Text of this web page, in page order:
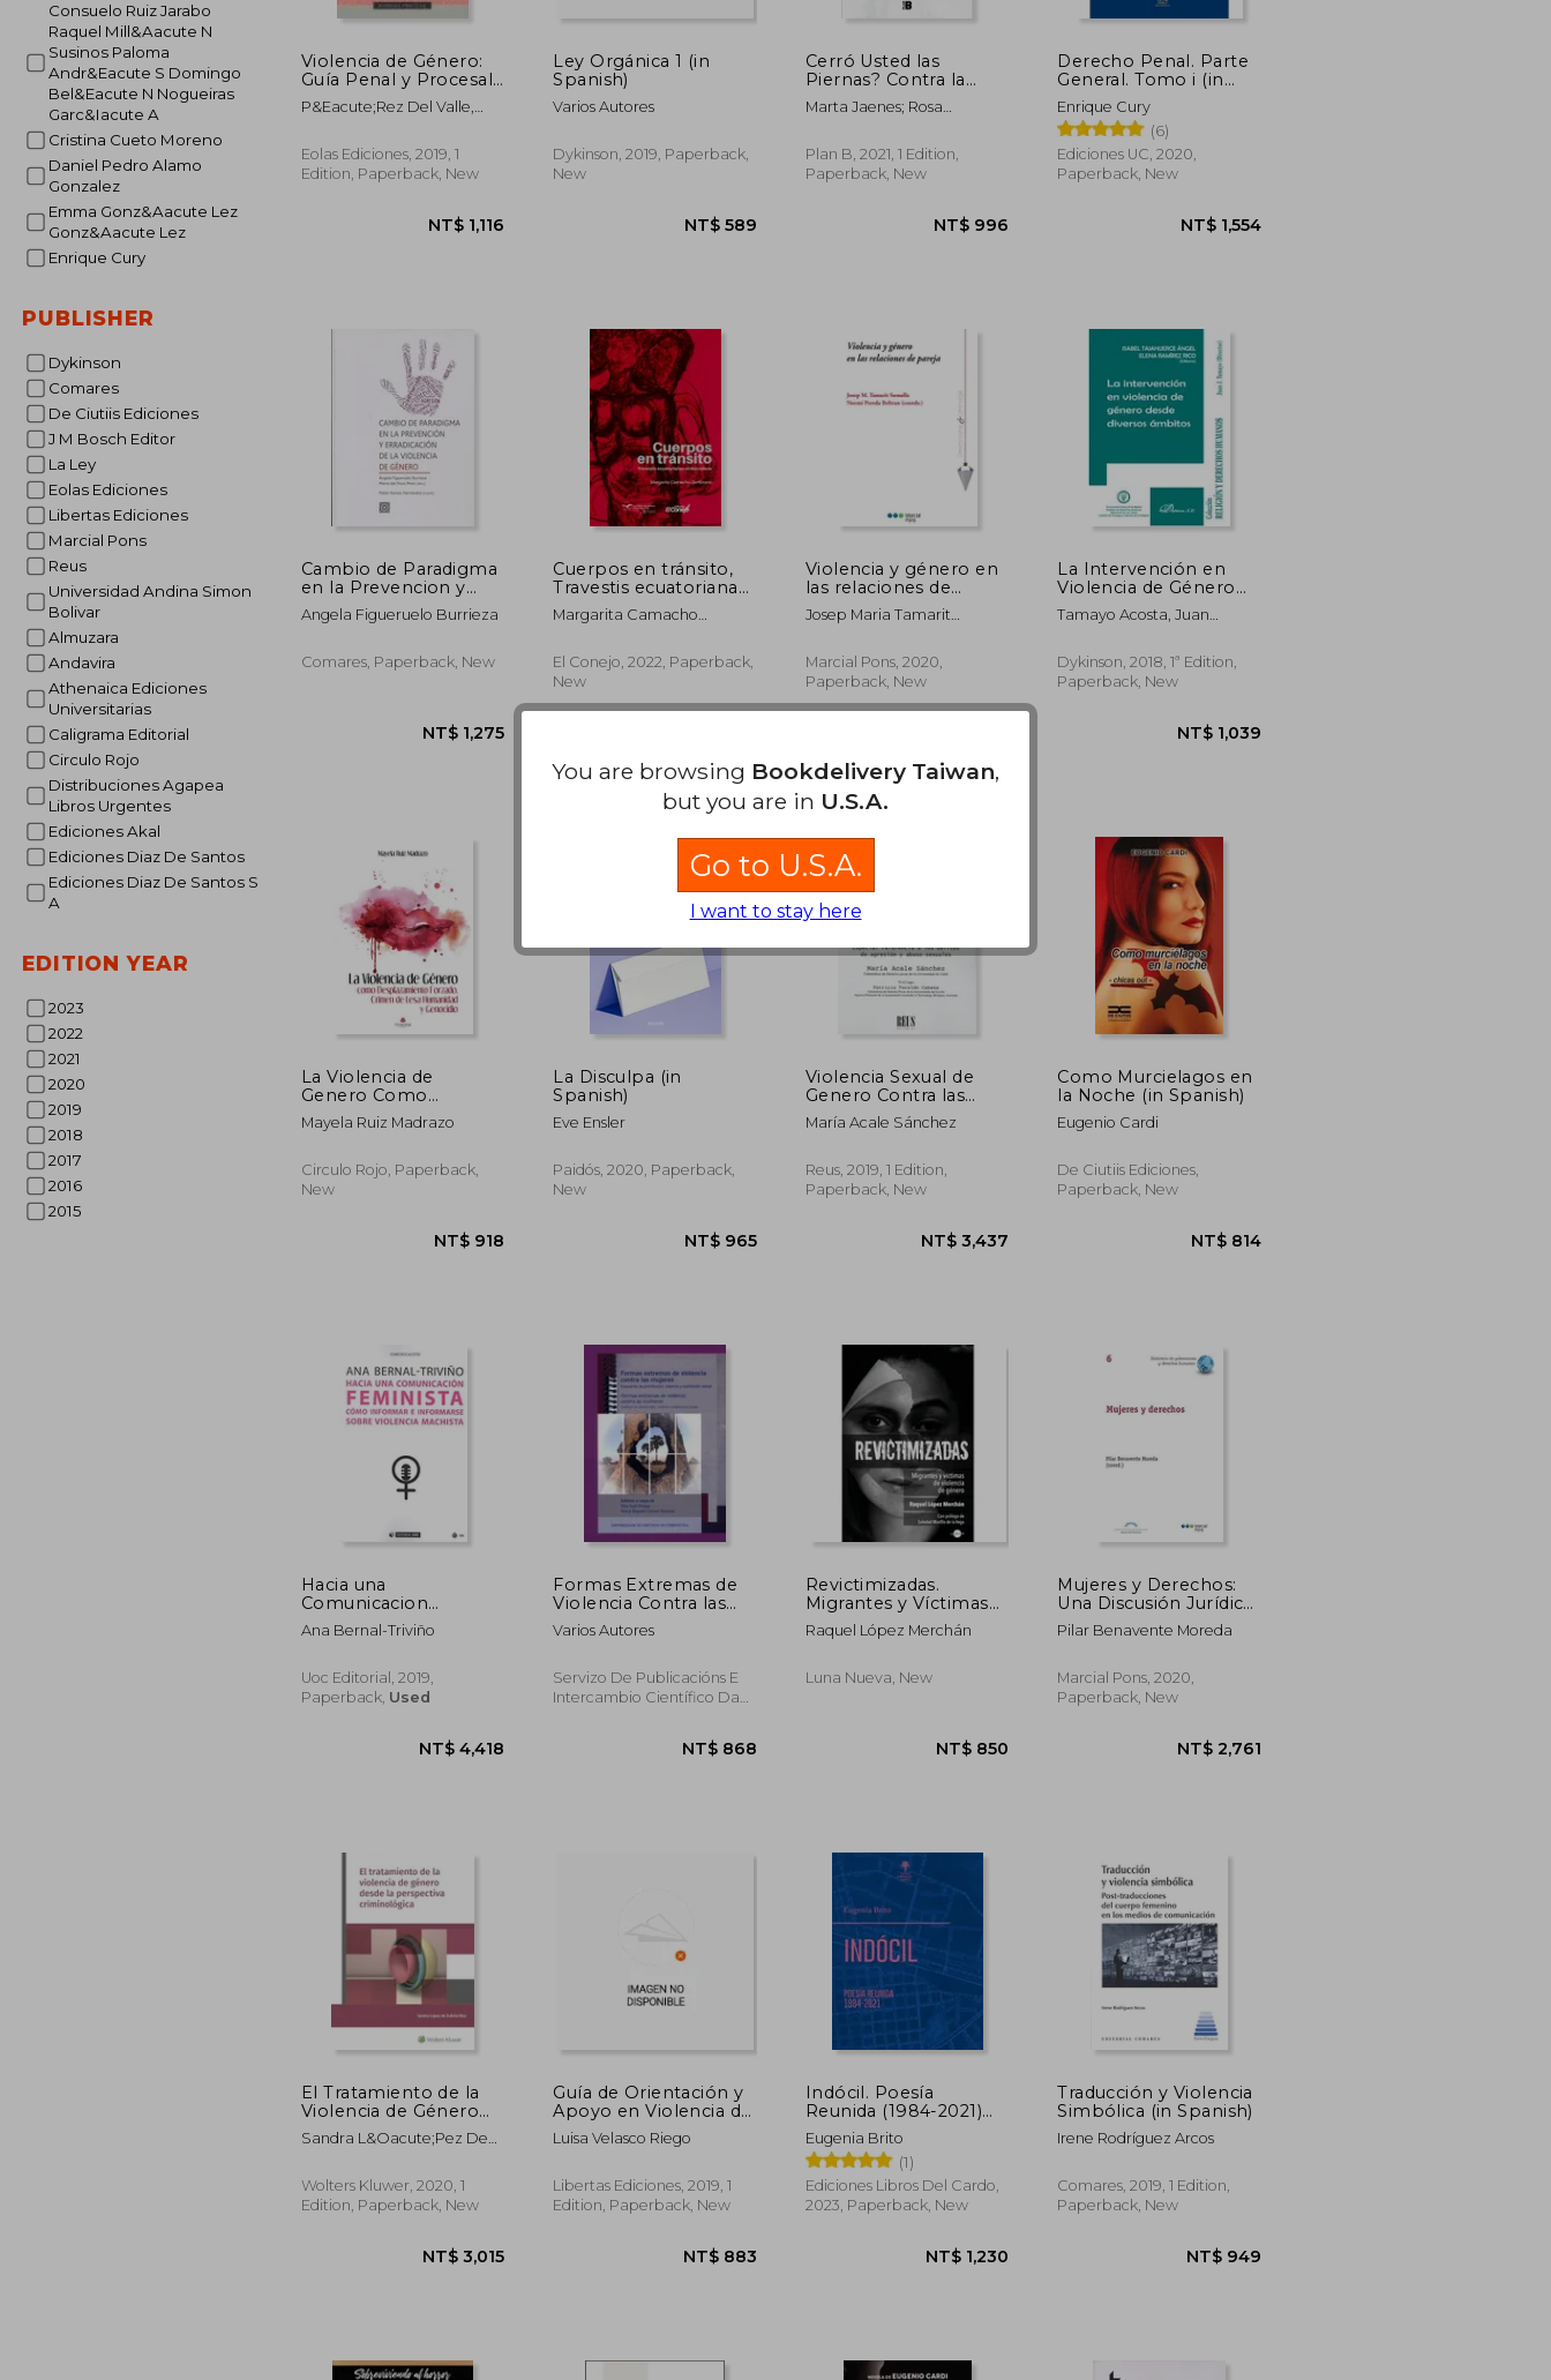
Consuelo Ruiz Jarabo
Raquel Mill&Aacute N
Susinos Paloma
Andr&Eacute S Domingo
Bel&Eacute N Nogueiras
Garc&Iacute A
Cristina Cueto Moreno
Daniel Pedro Alamo
Gonzalez
Emma Gonz&Aacute Lez
Gonz&Aacute Lez
Enrique Cury
PUBLISHER
Dykinson
Comares
De Ciutiis Ediciones
J M Bosch Editor
La Ley
Eolas Ediciones
Libertas Ediciones
Marcial Pons
Reus
Universidad Andina Simon
Bolivar
Almuzara
Andavira
Athenaica Ediciones
Universitarias
Caligrama Editorial
Circulo Rojo
Distribuciones Agapea
Libros Urgentes
Ediciones Akal
Ediciones Diaz De Santos
Ediciones Diaz De Santos S
A
EDITION YEAR
2023
2022
2021
2020
2019
2018
2017
2016
2015
Violencia de Género:
Guía Penal y Procesal
Para Abogados en el
Tribunal (in Spanish)
P&Eacute;Rez Del Valle,
Eolas Ediciones, 2019, 1
Edition, Paperback, New
Ley Orgánica 1 (in
Spanish)
Varios Autores
Dykinson, 2019, Paperback,
New
Cerró Usted las
Piernas? Contra la
Cultura de la Violación
(in Spanish)
Marta Jaenes; Rosa
Plan B, 2021, 1 Edition,
Paperback, New
Derecho Penal. Parte
General. Tomo i (in
Spanish)
Enrique Cury
(6)
Ediciones UC, 2020,
Paperback, New
Cambio de Paradigma
en la Prevencion y
Erradicacion de la v (in
Spanish)
Angela Figueruelo Burrieza
Comares, Paperback, New
Cuerpos en tránsito,
Travestis ecuatorianas
en Barcelona (in
Spanish)
Margarita Camacho
El Conejo, 2022, Paperback,
New
Violencia y género en
las relaciones de
pareja (in Spanish)
Josep Maria Tamarit
Beltrán
Marcial Pons, 2020,
Paperback, New
NT$ 1,487
La Intervención en
Violencia de Género
Desde Diversos
Ámbitos (in Spanish)
Tamayo Acosta, Juan
Isabel,Ramírez Rico, Elena
Dykinson, 2018, 1ª Edition,
Paperback, New
La Violencia de
Genero Como
Desplazamiento
Forzado, Crimen de
Genocidio (in Spanish)
Mayela Ruiz Madrazo
Circulo Rojo, Paperback,
New
NT$ 918
La Disculpa (in
Spanish)
Eve Ensler
Paidós, 2020, Paperback,
New
NT$ 965
Violencia Sexual de
Genero Contra las
Mujeres Adultas (in
Spanish)
María Acale Sánchez
Reus, 2019, 1 Edition,
Paperback, New
NT$ 3,437
Como Murcielagos en
la Noche (in Spanish)
Eugenio Cardi
De Ciutiis Ediciones,
Paperback, New
Hacia una
Comunicacion
Feminista Como
Informar e Informarse
Ana Bernal-Triviño
Uoc Editorial, 2019,
Paperback, Used
NT$ 4,418
Formas Extremas de
Violencia Contra las
Mujeres: Escenarios de
Prostitución, Violencia
Cenários de
Prostitução, Violência
Varios Autores
Servizo De Publicacións E
Intercambio Científico Da
NT$ 868
Revictimizadas.
Migrantes y Víctimas
de Violencia de
Género (in Spanish)
Raquel López Merchán
Luna Nueva, New
NT$ 850
Mujeres y Derechos:
Una Discusión Jurídica
Sobre Reproducción,
Sexualidad y Género
Pilar Benavente Moreda
Marcial Pons, 2020,
Paperback, New
El Tratamiento de la
Violencia de Género
Desde la Perspectiva
Criminológica (in
Sandra L&Oacute;Pez De
Wolters Kluwer, 2020, 1
Edition, Paperback, New
Guía de Orientación y
Apoyo en Violencia de
Género y Violencia
Familiar (in Spanish)
Luisa Velasco Riego
Libertas Ediciones, 2019, 1
Edition, Paperback, New
Indócil. Poesía
Reunida (1984-2021)
(in Spanish)
Eugenia Brito
(1)
Ediciones Libros Del Cardo,
2023, Paperback, New
Traducción y Violencia
Simbólica (in Spanish)
Irene Rodríguez Arcos
Comares, 2019, 1 Edition,
Paperback, New
You are browsing Bookdelivery Taiwan,
but you are in U.S.A.
Go to U.S.A.
I want to stay here